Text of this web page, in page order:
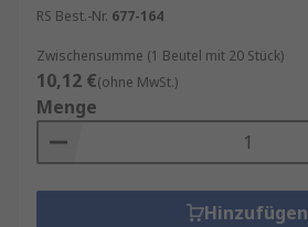
RS Best.-Nr. 677-164
Zwischensumme (1 Beutel mit 20 Stück)
10,12 €(ohne MwSt.)
Menge
Hinzufügen